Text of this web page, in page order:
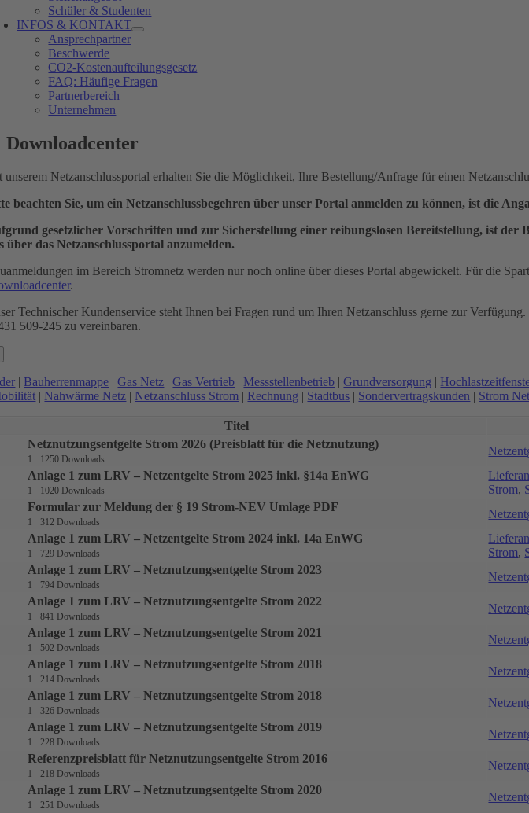
Schüler & Studenten
INFOS & KONTAKT
Ansprechpartner
Beschwerde
CO2-Kostenaufteilungsgesetz
FAQ: Häufige Fragen
Partnerbereich
Unternehmen
Downloadcenter
unserem Netzanschlussportal erhalten Sie die Möglichkeit, Ihre Bestellung/Anfrage für einen
beachten Sie, um ein Netzanschlussbegehren über unser Portal anmelden zu können, ist die
gesetzlicher Vorschriften und zur Sicherstellung einer reibungslosen Bereitstellung, ist
über das Netzanschlussportal anzumelden.
im Bereich Stromnetz werden nur noch online über dieses Portal abgewickelt. Für die
.
Technischer Kundenservice steht Ihnen bei Fragen rund um Ihren Netzanschluss gerne zur
509-245 zu vereinbaren.
| Bauherrenmappe |Gas Netz |Gas Vertrieb | Messstellenbetrieb |Grundversorgung |
| Nahwärme Netz | Netzanschluss Strom | Rechnung | Stadtbus | Sondervertragskunden | Strom
Titel
Netznutzungsentgelte Strom 2026 (Preisblatt für die Netznutzung)
1 1250 Downloads
Anlage 1 zum LRV – Netzentgelte Strom 2025 inkl. §14a EnWG
1 1020 Downloads
Strom,
Formular zur Meldung der § 19 Strom-NEV Umlage PDF
1 312 Downloads
Anlage 1 zum LRV – Netzentgelte Strom 2024 inkl. 14a EnWG
1 729 Downloads
Strom,
Anlage 1 zum LRV – Netznutzungsentgelte Strom 2023
1 794 Downloads
Anlage 1 zum LRV – Netznutzungsentgelte Strom 2022
1 841 Downloads
Anlage 1 zum LRV – Netznutzungsentgelte Strom 2021
1 502 Downloads
Anlage 1 zum LRV – Netznutzungsentgelte Strom 2018
1 214 Downloads
Anlage 1 zum LRV – Netznutzungsentgelte Strom 2018
1 326 Downloads
Anlage 1 zum LRV – Netznutzungsentgelte Strom 2019
1 228 Downloads
Referenzpreisblatt für Netznutzungsentgelte Strom 2016
1 218 Downloads
Anlage 1 zum LRV – Netznutzungsentgelte Strom 2020
1 251 Downloads